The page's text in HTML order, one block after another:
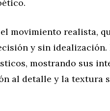
movimiento realista,
y sin idealización.
mostrando sus
al detalle y la textura